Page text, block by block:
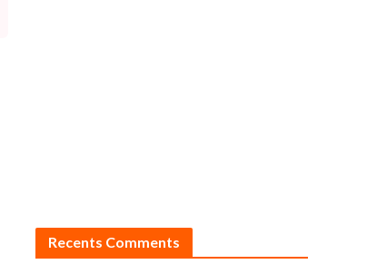
Recents Comments